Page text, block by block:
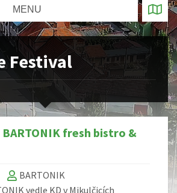
MENU
Festival
BARTONIK fresh bistro &
BARTONIK
vedle KD v Mikulčicích